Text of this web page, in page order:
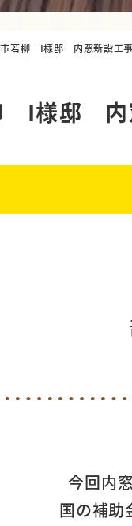
若柳 I様邸 内窓新設工事
I様邸 内
今回内
国の補助